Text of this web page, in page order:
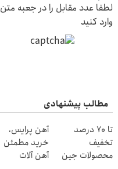
لطفا عدد مقابل را در جعبه متن
وارد کنید
مطالب پیشنهادی
تا 70 درصد
تخفیف
محصولات جین
آهن پرایس،
خرید مطمئن
آهن آلات